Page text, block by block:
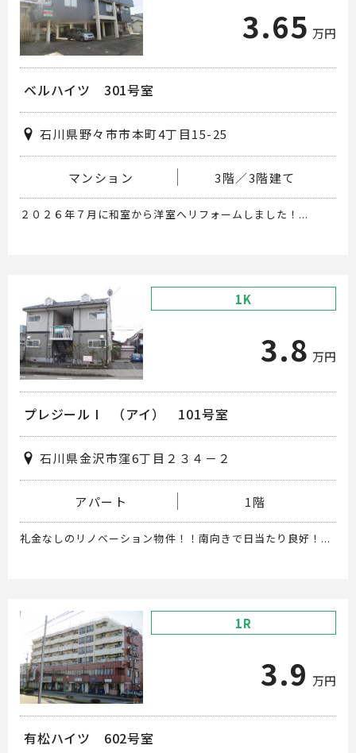
3.65 万円
ベルハイツ 301号室
石川県野々市市本町4丁目15-25
マンション 3階／3階建て
２０２６年７月に和室から洋室へリフォームしました！...
1K
3.8 万円
プレジール I （アイ） 101号室
石川県金沢市窪6丁目２３４－２
アパート 1階
礼金なしのリノベーション物件！！南向きで日当たり良好！...
1R
3.9 万円
有松ハイツ 602号室